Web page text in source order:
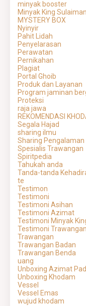
minyak booster
Minyak King Sulaiman
MYSTERY BOX
Nyinyir
Pahit Lidah
Penyelarasan
Perawatan
Pernikahan
Plagiat
Portal Ghoib
Produk dan Layanan
Program jaminan
Proteksi
raja jawa
REKOMENDASI
Segala Hajad
sharing ilmu
Sharing Pengalaman
Spesialis Trawangan
Spiritpedia
Tahukah anda
Tanda-tanda
te
Testimon
Testimoni
Testimoni Asihan
Testimoni Azimat
Testimoni Minyak
Testimoni Trawangan
Trawangan
Trawangan Badan
Trawangan Benda
uang
Unboxing Azimat
Unboxing Khodam
Vessel
Vessel Emas
wujud khodam